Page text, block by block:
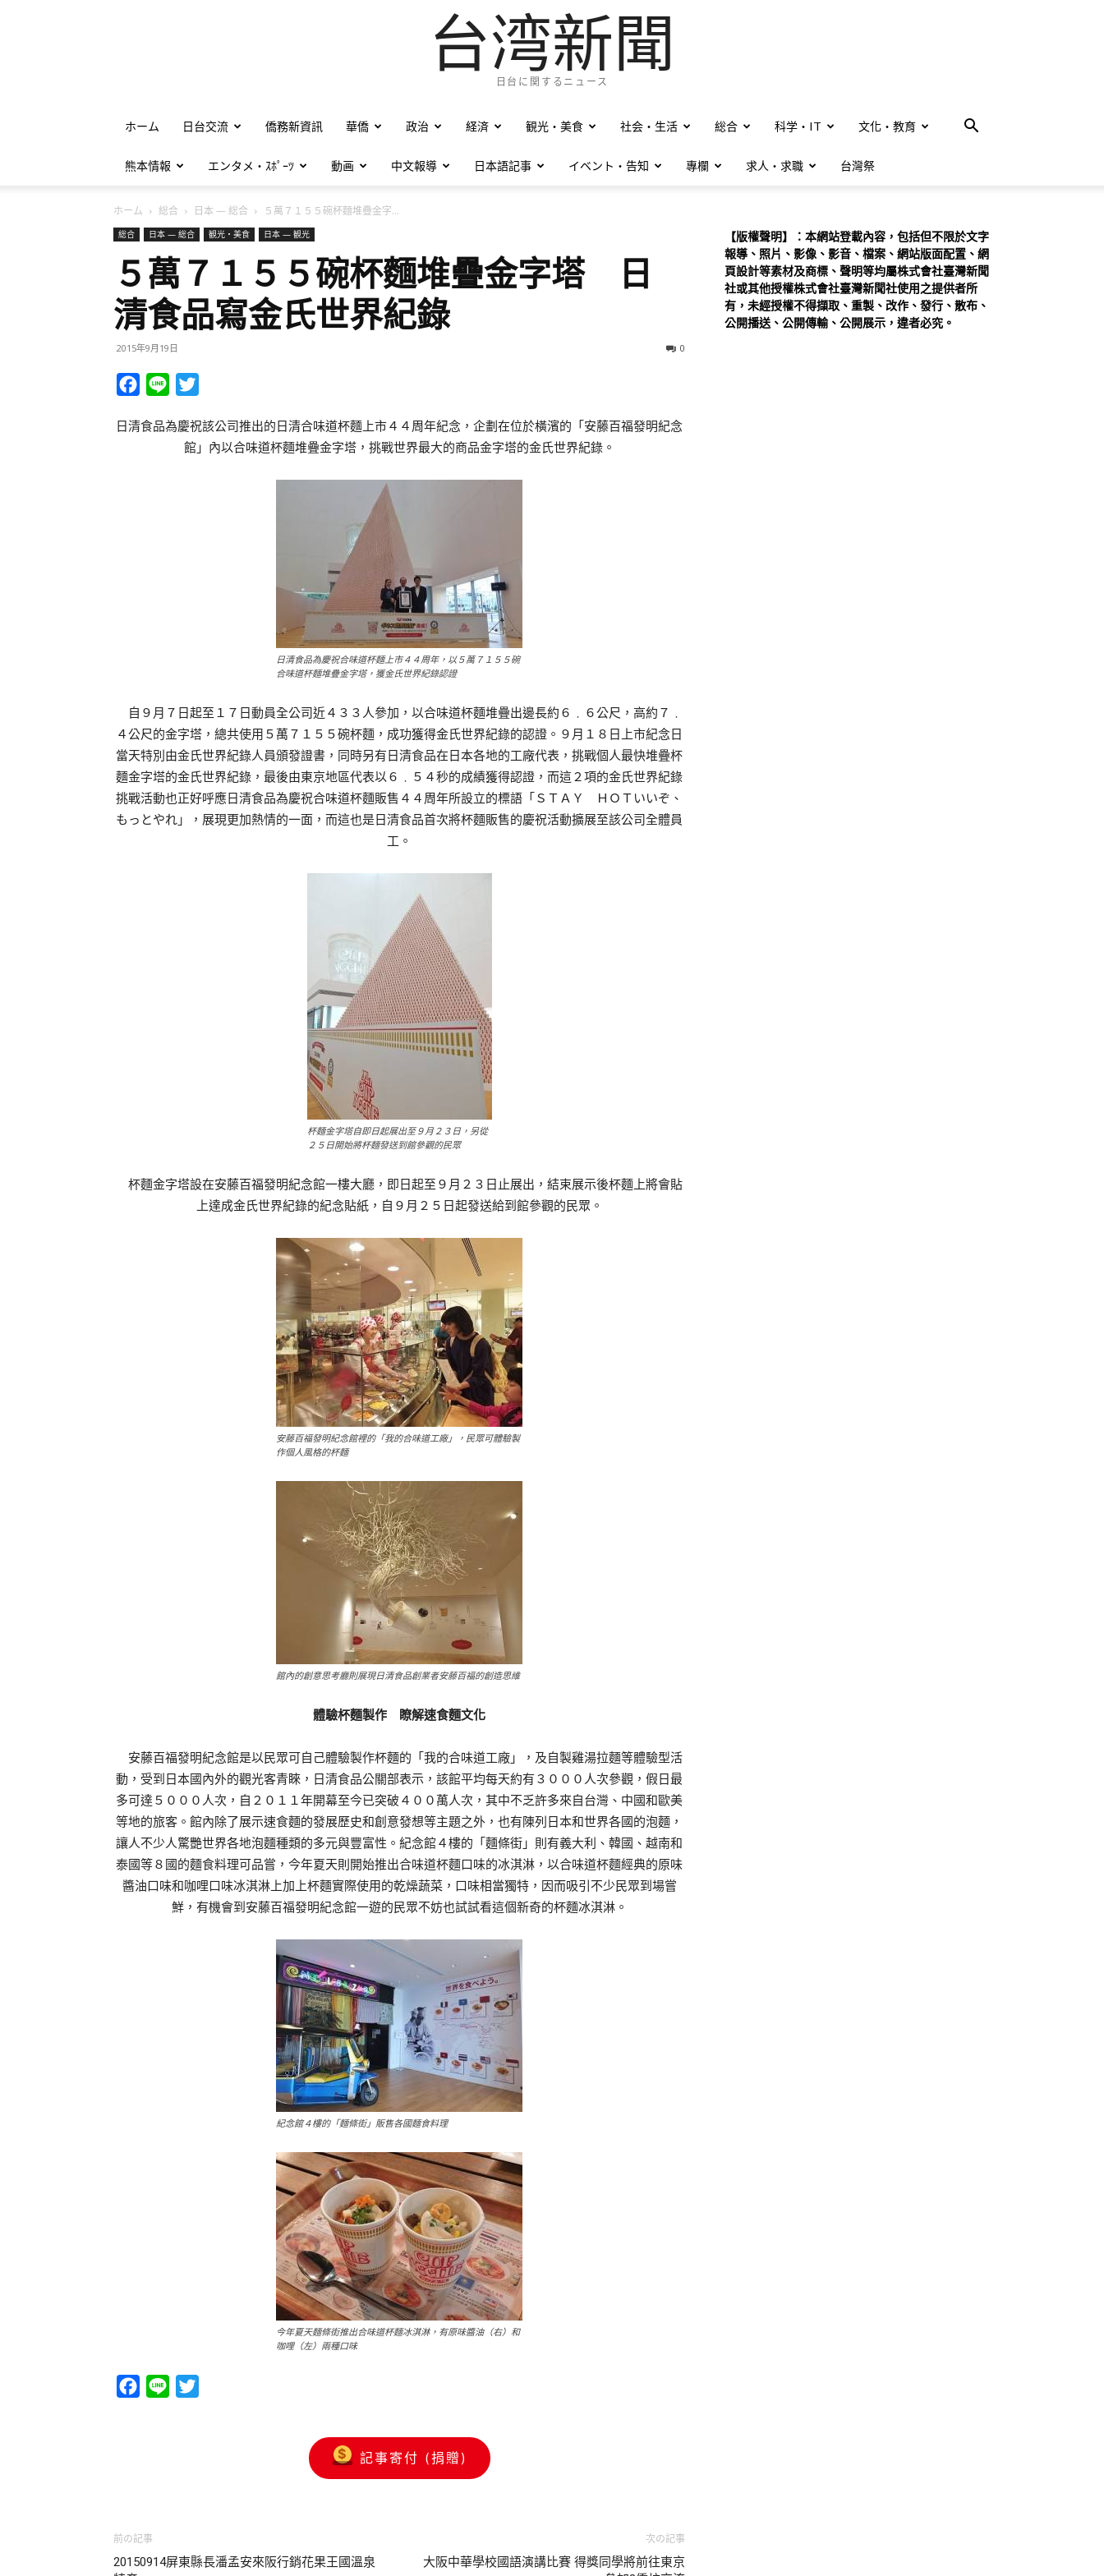
台湾新聞
日台に関するニュース
ホーム 日台交流 僑務新資訊 華僑 政治 経済 観光・美食 社会・生活 総合 科学・IT 文化・教育
熊本情報 エンタメ・ｽﾎﾟｰﾂ 動画 中文報導 日本語記事 イベント・告知 專欄 求人・求職 台灣祭
ホーム 総合 日本 — 総合 ５萬７１５５碗杯麵堆疊金字...
総合 日本 — 総合 観光・美食 日本 — 観光
５萬７１５５碗杯麵堆疊金字塔 日
清食品寫金氏世界紀錄
2015年9月19日 0
Facebook
Line
日清食品為慶祝該公司推出的日清合味道杯麵上市４４周年紀念，企劃在位於橫濱的「安藤百福發明紀念
館」內以合味道杯麵堆疊金字塔，挑戰世界最大的商品金字塔的金氏世界紀錄。
日清食品為慶祝合味道杯麵上市４４周年，以５萬７１５５碗
合味道杯麵堆疊金字塔，獲金氏世界紀錄認證
自９月７日起至１７日動員全公司近４３３人參加，以合味道杯麵堆疊出邊長約６﹒６公尺，高約７﹒
４公尺的金字塔，總共使用５萬７１５５碗杯麵，成功獲得金氏世界紀錄的認證。９月１８日上市紀念日
當天特別由金氏世界紀錄人員頒發證書，同時另有日清食品在日本各地的工廠代表，挑戰個人最快堆疊杯
麵金字塔的金氏世界紀錄，最後由東京地區代表以６﹒５４秒的成績獲得認證，而這２項的金氏世界紀錄
挑戰活動也正好呼應日清食品為慶祝合味道杯麵販售４４周年所設立的標語「ＳＴＡＹ ＨＯＴいいぞ、
もっとやれ」，展現更加熱情的一面，而這也是日清食品首次將杯麵販售的慶祝活動擴展至該公司全體員
工。
杯麵金字塔自即日起展出至９月２３日，另從
２５日開始將杯麵發送到館參觀的民眾
杯麵金字塔設在安藤百福發明紀念館一樓大廳，即日起至９月２３日止展出，結束展示後杯麵上將會貼
上達成金氏世界紀錄的紀念貼紙，自９月２５日起發送給到館參觀的民眾。
安藤百福發明紀念館裡的「我的合味道工廠」，民眾可體驗製
作個人風格的杯麵
館內的創意思考廳則展現日清食品創業者安藤百福的創造思維
體驗杯麵製作 瞭解速食麵文化
安藤百福發明紀念館是以民眾可自己體驗製作杯麵的「我的合味道工廠」，及自製雞湯拉麵等體驗型活
動，受到日本國內外的觀光客青睞，日清食品公關部表示，該館平均每天約有３０００人次參觀，假日最
多可達５０００人次，自２０１１年開幕至今已突破４００萬人次，其中不乏許多來自台灣、中國和歐美
等地的旅客。館內除了展示速食麵的發展歷史和創意發想等主題之外，也有陳列日本和世界各國的泡麵，
讓人不少人驚艷世界各地泡麵種類的多元與豐富性。紀念館４樓的「麵條街」則有義大利、韓國、越南和
泰國等８國的麵食料理可品嘗，今年夏天則開始推出合味道杯麵口味的冰淇淋，以合味道杯麵經典的原味
醬油口味和咖哩口味冰淇淋上加上杯麵實際使用的乾燥蔬菜，口味相當獨特，因而吸引不少民眾到場嘗
鮮，有機會到安藤百福發明紀念館一遊的民眾不妨也試試看這個新奇的杯麵冰淇淋。
紀念館４樓的「麵條街」販售各國麵食料理
今年夏天麵條街推出合味道杯麵冰淇淋，有原味醬油（右）和
咖哩（左）兩種口味
Facebook
Line
記事寄付 (捐贈)
前の記事
20150914屏東縣長潘孟安來阪行銷花果王國溫泉
次の記事
大阪中華學校國語演講比賽 得獎同學將前往東京
【版權聲明】：本網站登載內容，包括但不限於文字
報導、照片、影像、影音、檔案、網站版面配置、網
頁設計等素材及商標、聲明等均屬株式會社臺灣新聞
社或其他授權株式會社臺灣新聞社使用之提供者所
有，未經授權不得擷取、重製、改作、發行、散布、
公開播送、公開傳輸、公開展示，違者必究。